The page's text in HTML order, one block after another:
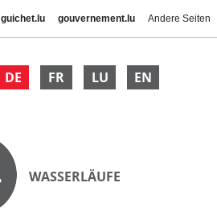
guichet.lu gouvernement.lu Andere Seiten
DE FR LU EN
WASSERLÄUFE